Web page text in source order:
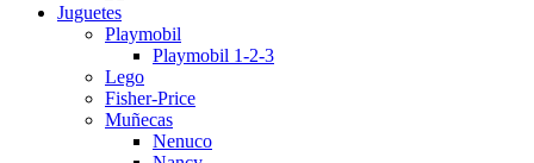
Juguetes
Playmobil
Playmobil 1-2-3
Lego
Fisher-Price
Muñecas
Nenuco